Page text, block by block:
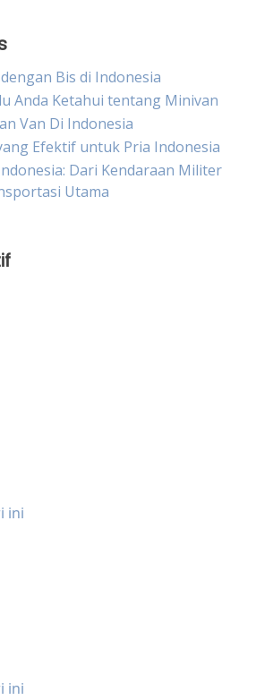
Bis di Indonesia
Anda Ketahui tentang Minivan
Van Di Indonesia
Efektif untuk Pria Indonesia
Dari Kendaraan Militer
Utama
ini
ini